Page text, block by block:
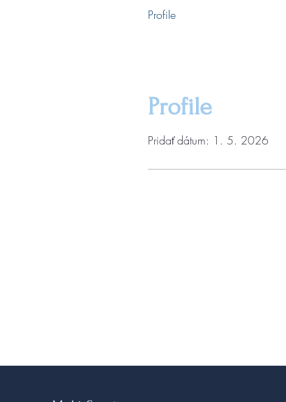
Profile
Pridať dátum: 1. 5. 2026
Profile